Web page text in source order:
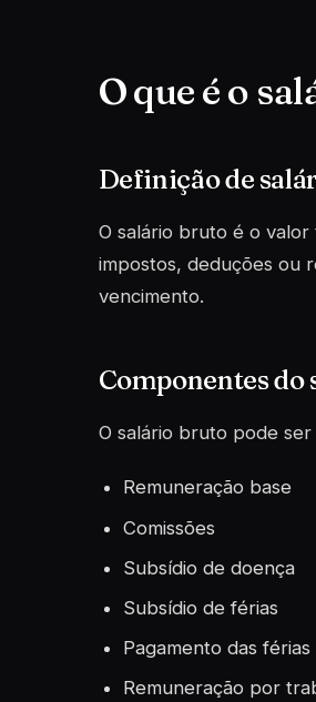
O que é o
Definição de
O salário bruto é o
impostos, deduções ou
vencimento.
Componentes
O salário bruto pode
Remuneração base
Comissões
Subsídio de doença
Subsídio de férias
Pagamento das férias
Remuneração por